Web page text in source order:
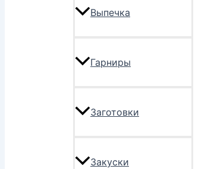
Выпечка
Гарниры
Заготовки
Закуски